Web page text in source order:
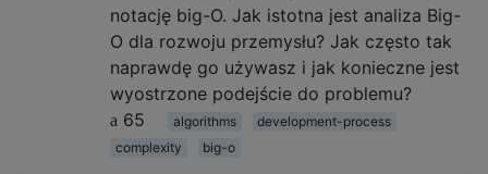
notację big-O. Jak istotna jest analiza Big-
O dla rozwoju przemysłu? Jak często tak
naprawdę go używasz i jak konieczne jest
wyostrzone podejście do problemu?
65
algorithms
development-process
complexity
big-o